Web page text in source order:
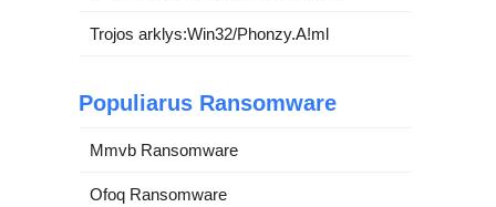
Trojos arklys:Win32/Phonzy.A!ml
Populiarus Ransomware
Mmvb Ransomware
Ofoq Ransomware